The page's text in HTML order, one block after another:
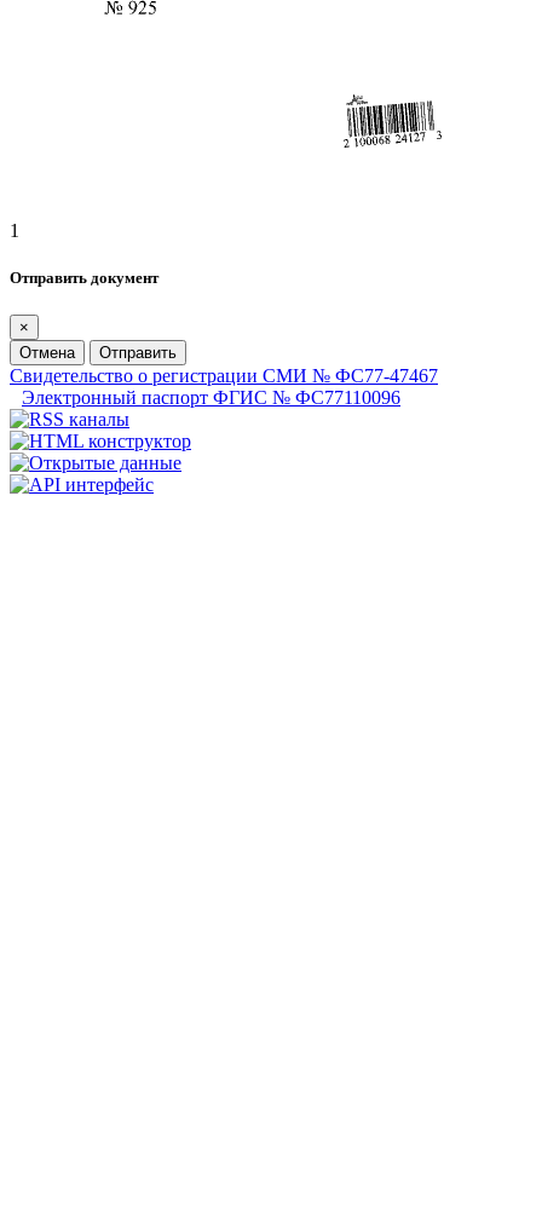
1
Отправить документ
×
Отмена
Отправить
Свидетельство о регистрации СМИ № ФС77-47467
Электронный паспорт ФГИС № ФС77110096